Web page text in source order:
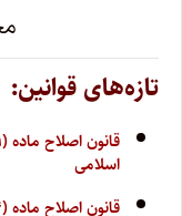
تازه‌های قوانین:
اسلامی